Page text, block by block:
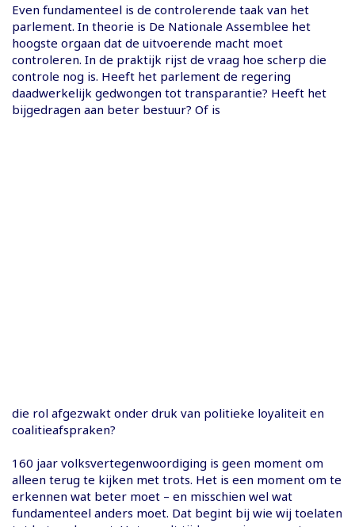
Even fundamenteel is de controlerende taak van het
parlement. In theorie is De Nationale Assemblee het
hoogste orgaan dat de uitvoerende macht moet
controleren. In de praktijk rijst de vraag hoe scherp die
controle nog is. Heeft het parlement de regering
daadwerkelijk gedwongen tot transparantie? Heeft het
bijgedragen aan beter bestuur? Of is
die rol afgezwakt onder druk van politieke loyaliteit en
coalitieafspraken?
160 jaar volksvertegenwoordiging is geen moment om
alleen terug te kijken met trots. Het is een moment om te
erkennen wat beter moet – en misschien wel wat
fundamenteel anders moet. Dat begint bij wie wij toelaten